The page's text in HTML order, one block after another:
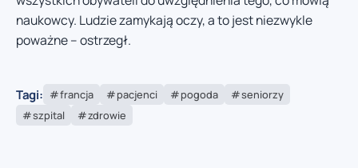
naukowcy. Ludzie zamykają oczy, a to jest niezwykle
poważne – ostrzegł.
Tagi: francja pacjenci pogoda
seniorzy
szpital
zdrowie